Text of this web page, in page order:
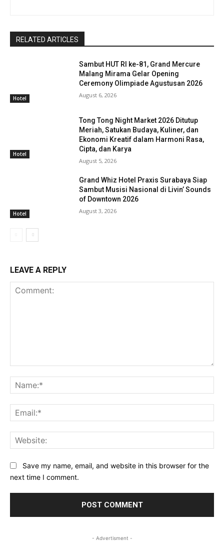
RELATED ARTICLES
Hotel
Sambut HUT RI ke-81, Grand Mercure
Malang Mirama Gelar Opening
Ceremony Olimpiade Agustusan 2026
August 6, 2026
Hotel
Tong Tong Night Market 2026 Ditutup
Meriah, Satukan Budaya, Kuliner, dan
Ekonomi Kreatif dalam Harmoni Rasa,
Cipta, dan Karya
August 5, 2026
Hotel
Grand Whiz Hotel Praxis Surabaya Siap
Sambut Musisi Nasional di Livin’ Sounds
of Downtown 2026
August 3, 2026
LEAVE A REPLY
Save my name, email, and website in this browser for the
next time I comment.
- Advertisment -